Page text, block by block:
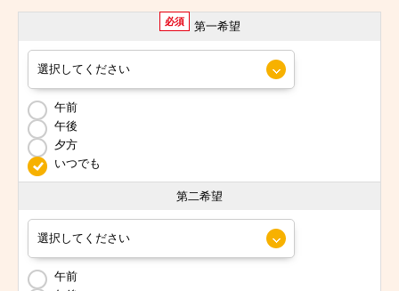
必須 第一希望
午前
午後
夕方
いつでも
第二希望
午前